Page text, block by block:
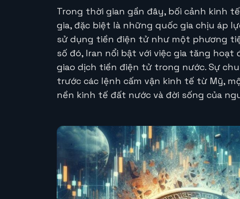
Trong thời gian gần đây, bối cảnh kinh
gia, đặc biệt là những quốc gia chịu áp
sử dụng tiền điện tử như một phương
số đó, Iran nổi bật với việc gia tăng
giao dịch tiền điện tử trong nước. Sự
trước các lệnh cấm vận kinh tế từ Mỹ,
nền kinh tế đất nước và đời sống của